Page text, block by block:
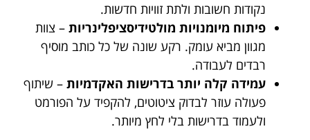
נקודות חשובות ולתת זוויות חדשות.
פיתוח מיומנויות מולטידיסציפלינריות – צוות
מגוון מביא עומק. רקע שונה של כל כותב מוסיף
רבדים לעבודה.
עמידה קלה יותר בדרישות האקדמיות – שיתוף
פעולה עוזר לבדוק ציטוטים, להקפיד על הפורמט
ולעמוד בדרישות בלי לחץ מיותר.